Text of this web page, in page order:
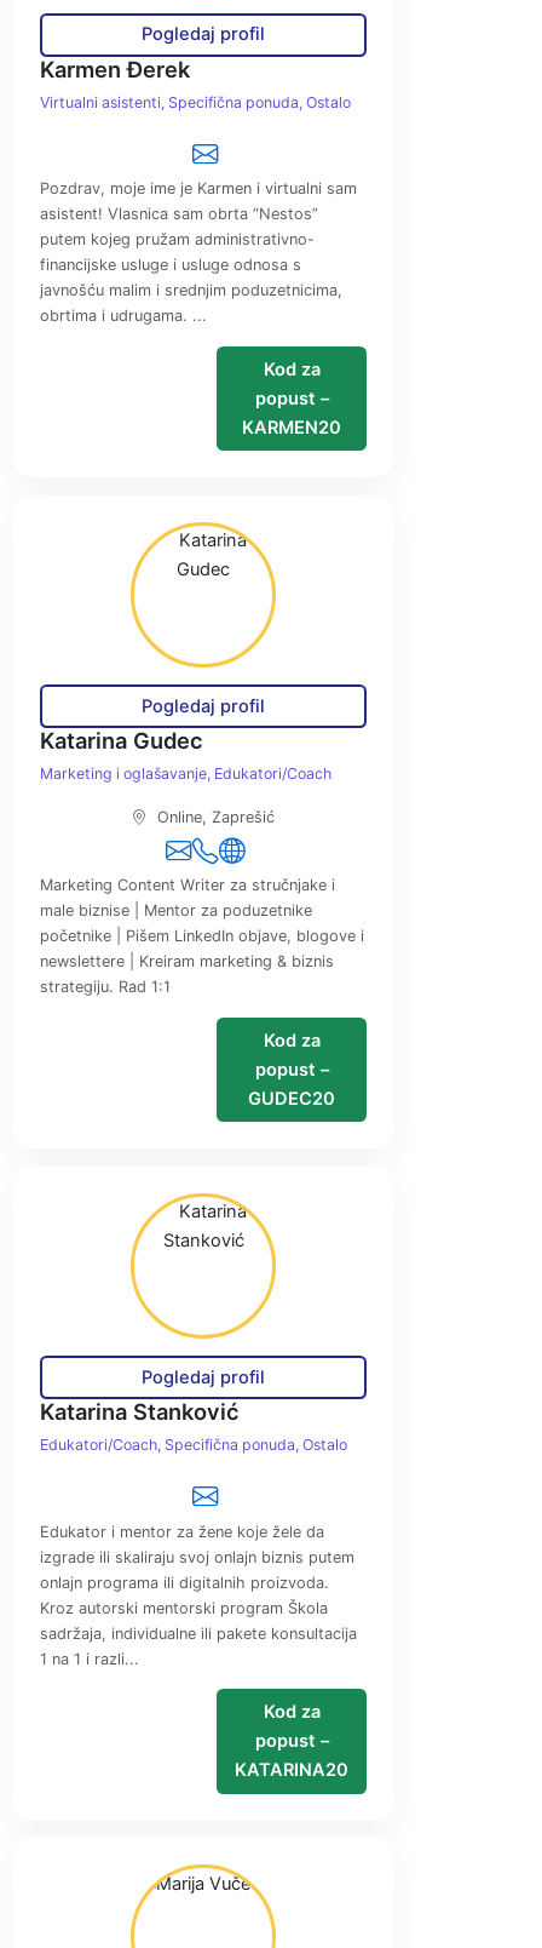
Pogledaj profil
Karmen Đerek
Virtualni asistenti Specifična ponuda Ostalo
Pozdrav, moje ime je Karmen i virtualni sam
asistent! Vlasnica sam obrta “Nestos”
putem kojeg pružam administrativno-
financijske usluge i usluge odnosa s
javnošću malim i srednjim poduzetnicima,
obrtima i udrugama. ...
Kod za
popust –
KARMEN20
Pogledaj profil
Katarina Gudec
Marketing i oglašavanje Edukatori/Coach
Online, Zaprešić
Marketing Content Writer za stručnjake i
male biznise | Mentor za poduzetnike
početnike | Pišem LinkedIn objave, blogove i
newslettere | Kreiram marketing & biznis
strategiju. Rad 1:1
Kod za
popust –
GUDEC20
Pogledaj profil
Katarina Stanković
Edukatori/Coach Specifična ponuda Ostalo
Edukator i mentor za žene koje žele da
izgrade ili skaliraju svoj onlajn biznis putem
onlajn programa ili digitalnih proizvoda.
Kroz autorski mentorski program Škola
sadržaja, individualne ili pakete konsultacija
1 na 1 i razli...
Kod za
popust –
KATARINA20